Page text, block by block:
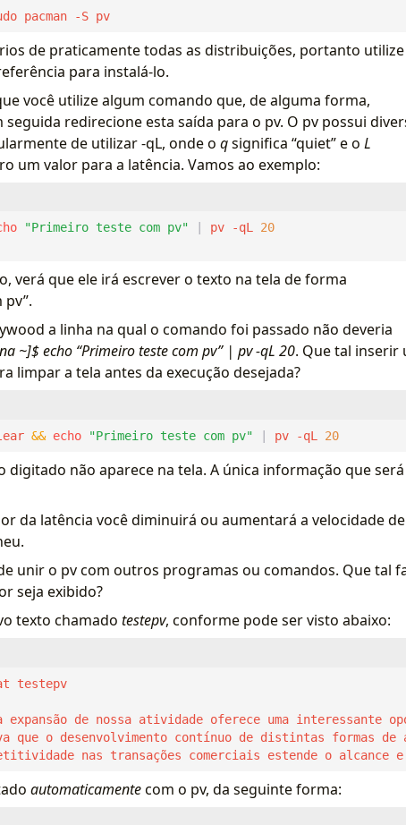
pacman -S pv
de praticamente todas as distribuições, portanto
para instalá-lo.
você utilize algum comando que, de alguma forma,
redirecione esta saída para o pv. O pv possui
de utilizar -qL, onde o qsignifica “quiet” e o L
um valor para a latência. Vamos ao exemplo:
"Primeiro teste com pv" pv -qL 20
verá que ele irá escrever o texto na tela de forma
a linha na qual o comando foi passado não deveria
~]$ echo “Primeiro teste com pv” | pv -qL 20. Que tal inserir
limpar a tela antes da execução desejada?
&& echo "Primeiro teste com pv" pv -qL 20
digitado não aparece na tela. A única informação que será
da latência você diminuirá ou aumentará a velocidade de
unir o pv com outros programas ou comandos. Que tal
seja exibido?
texto chamado testepv, conforme pode ser visto abaixo:
$ cat testepv
nas transações comerciais estende o alcance
automaticamentecom o pv, da seguinte forma: